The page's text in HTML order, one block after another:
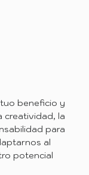
beneficio y
creatividad, la
para
al
potencial